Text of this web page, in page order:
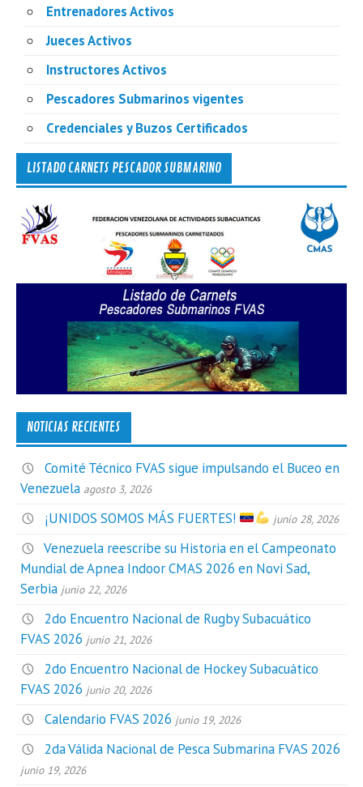
Entrenadores Activos
Jueces Activos
Instructores Activos
Pescadores Submarinos vigentes
Credenciales y Buzos Certificados
LISTADO CARNETS PESCADOR SUBMARINO
NOTICIAS RECIENTES
Comité Técnico FVAS sigue impulsando el Buceo en
Venezuela agosto 3, 2026
¡UNIDOS SOMOS MÁS FUERTES! junio 28, 2026
Venezuela reescribe su Historia en el Campeonato
Mundial de Apnea Indoor CMAS 2026 en Novi Sad,
Serbia junio 22, 2026
2do Encuentro Nacional de Rugby Subacuático
FVAS 2026 junio 21, 2026
2do Encuentro Nacional de Hockey Subacuático
FVAS 2026 junio 20, 2026
Calendario FVAS 2026 junio 19, 2026
2da Válida Nacional de Pesca Submarina FVAS 2026
junio 19, 2026